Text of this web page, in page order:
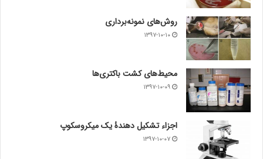
روش‌های نمونه‌برداری
۱۳۹۷-۱۰-۱۰
محیط‌های کشت باکتری‌ها
۱۳۹۷-۱۰-۰۹
اجزاء تشکیل دهندۀ یک میکروسکوپ
۱۳۹۷-۱۰-۰۷